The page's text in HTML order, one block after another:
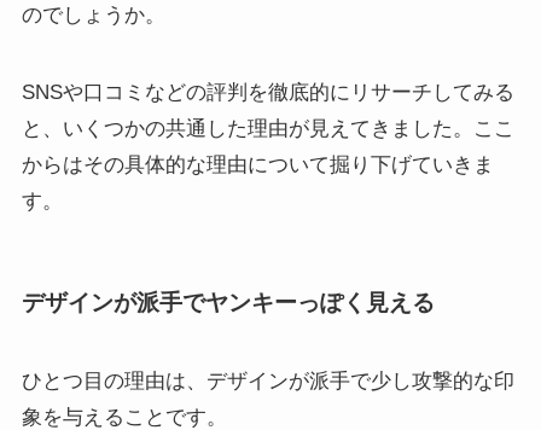
のでしょうか。
SNSや口コミなどの評判を徹底的にリサーチしてみる
と、いくつかの共通した理由が見えてきました。ここ
からはその具体的な理由について掘り下げていきま
す。
デザインが派手でヤンキーっぽく見える
ひとつ目の理由は、デザインが派手で少し攻撃的な印
象を与えることです。